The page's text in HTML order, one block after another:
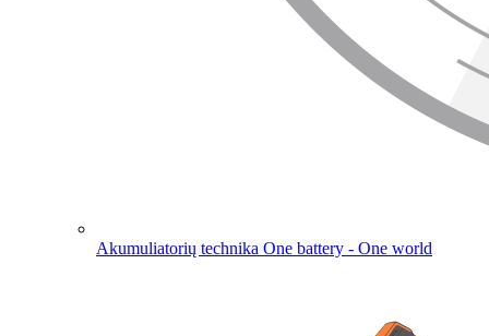
Akumuliatorių technika One battery - One world